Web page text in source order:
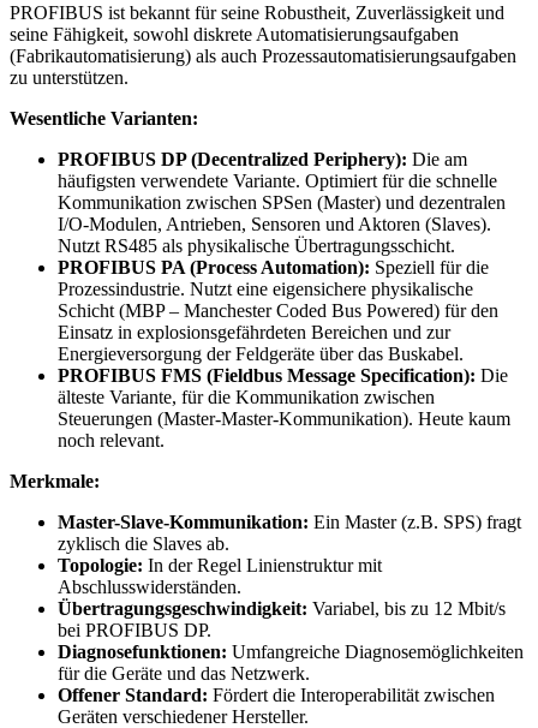
PROFIBUS ist bekannt für seine Robustheit, Zuverlässigkeit und
seine Fähigkeit, sowohl diskrete Automatisierungsaufgaben
(Fabrikautomatisierung) als auch Prozessautomatisierungsaufgaben
zu unterstützen.
Wesentliche Varianten:
PROFIBUS DP (Decentralized Periphery): Die am
häufigsten verwendete Variante. Optimiert für die schnelle
Kommunikation zwischen SPSen (Master) und dezentralen
I/O-Modulen, Antrieben, Sensoren und Aktoren (Slaves).
Nutzt RS485 als physikalische Übertragungsschicht.
PROFIBUS PA (Process Automation): Speziell für die
Prozessindustrie. Nutzt eine eigensichere physikalische
Schicht (MBP – Manchester Coded Bus Powered) für den
Einsatz in explosionsgefährdeten Bereichen und zur
Energieversorgung der Feldgeräte über das Buskabel.
PROFIBUS FMS (Fieldbus Message Specification): Die
älteste Variante, für die Kommunikation zwischen
Steuerungen (Master-Master-Kommunikation). Heute kaum
noch relevant.
Merkmale:
Master-Slave-Kommunikation: Ein Master (z.B. SPS) fragt
zyklisch die Slaves ab.
Topologie: In der Regel Linienstruktur mit
Abschlusswiderständen.
Übertragungsgeschwindigkeit: Variabel, bis zu 12 Mbit/s
bei PROFIBUS DP.
Diagnosefunktionen: Umfangreiche Diagnosemöglichkeiten
für die Geräte und das Netzwerk.
Offener Standard: Fördert die Interoperabilität zwischen
Geräten verschiedener Hersteller.